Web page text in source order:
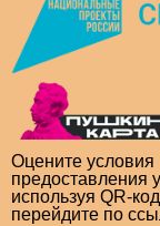
Оцените условия
предоставления
используя QR-
перейдите по